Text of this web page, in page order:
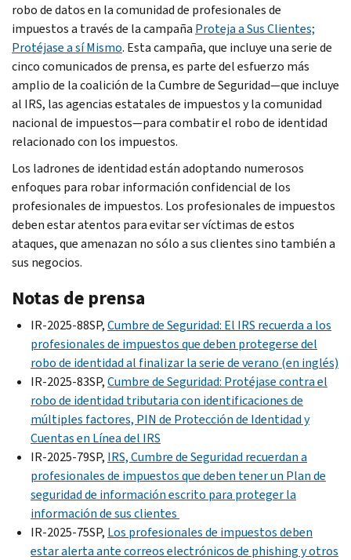
robo de datos en la comunidad de profesionales de
impuestos a través de la campaña Proteja a Sus Clientes;
Protéjase a sí Mismo. Esta campaña, que incluye una serie de
cinco comunicados de prensa, es parte del esfuerzo más
amplio de la coalición de la Cumbre de Seguridad—que incluye
al IRS, las agencias estatales de impuestos y la comunidad
nacional de impuestos—para combatir el robo de identidad
relacionado con los impuestos.
Los ladrones de identidad están adoptando numerosos
enfoques para robar información confidencial de los
profesionales de impuestos. Los profesionales de impuestos
deben estar atentos para evitar ser víctimas de estos
ataques, que amenazan no sólo a sus clientes sino también a
sus negocios.
Notas de prensa
IR-2025-88SP,Cumbre de Seguridad: El IRS recuerda a los
profesionales de impuestos que deben protegerse del
robo de identidad al finalizar la serie de verano (en inglés)
IR-2025-83SP,Cumbre de Seguridad: Protéjase contra el
robo de identidad tributaria con identificaciones de
múltiples factores, PIN de Protección de Identidad y
Cuentas en Línea del IRS
IR-2025-79SP, IRS, Cumbre de Seguridad recuerdan a
profesionales de impuestos que deben tener un Plan de
seguridad de información escrito para proteger la
información de sus clientes
IR-2025-75SP, Los profesionales de impuestos deben
estar alerta ante correos electrónicos de phishing y otros